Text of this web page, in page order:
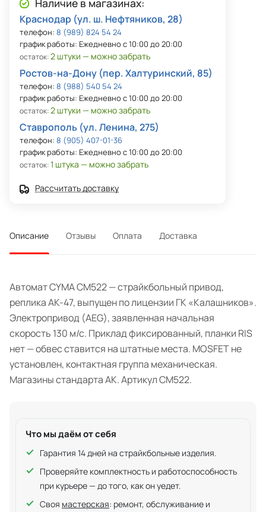
Наличие в магазинах:
Краснодар (ул. ш. Нефтяников, 28)
телефон: 8 (989) 824 54 24
график работы: Ежедневно с 10:00 до 20:00
остаток:2 штуки — можно забрать
Ростов-на-Дону (пер. Халтуринский, 85)
телефон: 8 (988) 540 54 24
график работы: Ежедневно с 10:00 до 20:00
остаток:2 штуки — можно забрать
Ставрополь (ул. Ленина, 275)
телефон: 8 (905) 407-01-36
график работы: Ежедневно с 10:00 до 20:00
остаток:1 штука — можно забрать
Рассчитать доставку
Описание Отзывы Оплата Доставка
Автомат CYMA CM522 — страйкбольный привод,
реплика АК-47, выпущен по лицензии ГК «Калашников».
Электропривод (AEG), заявленная начальная
скорость 130 м/с. Приклад фиксированный, планки RIS
нет — обвес ставится на штатные места. MOSFET не
установлен, контактная группа механическая.
Магазины стандарта АК. Артикул CM522.
Что мы даём от себя
Гарантия 14 дней на страйкбольные изделия.
Проверяйте комплектность и работоспособность
при курьере — до того, как он уедет.
Своя мастерская: ремонт, обслуживание и